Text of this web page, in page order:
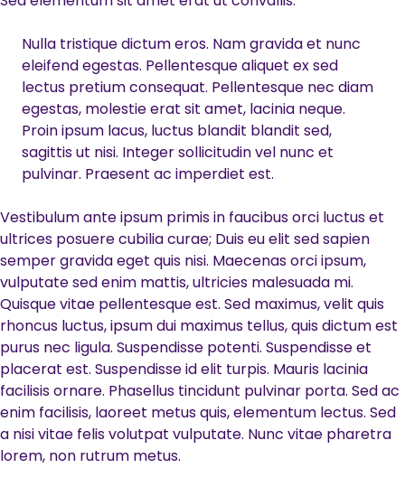
Nulla tristique dictum eros. Nam gravida et nunc
eleifend egestas. Pellentesque aliquet ex sed
lectus pretium consequat. Pellentesque nec diam
egestas, molestie erat sit amet, lacinia neque.
Proin ipsum lacus, luctus blandit blandit sed,
sagittis ut nisi. Integer sollicitudin vel nunc et
pulvinar. Praesent ac imperdiet est.
Vestibulum ante ipsum primis in faucibus orci luctus et
ultrices posuere cubilia curae; Duis eu elit sed sapien
semper gravida eget quis nisi. Maecenas orci ipsum,
vulputate sed enim mattis, ultricies malesuada mi.
Quisque vitae pellentesque est. Sed maximus, velit quis
rhoncus luctus, ipsum dui maximus tellus, quis dictum est
purus nec ligula. Suspendisse potenti. Suspendisse et
placerat est. Suspendisse id elit turpis. Mauris lacinia
facilisis ornare. Phasellus tincidunt pulvinar porta. Sed ac
enim facilisis, laoreet metus quis, elementum lectus. Sed
a nisi vitae felis volutpat vulputate. Nunc vitae pharetra
lorem, non rutrum metus.